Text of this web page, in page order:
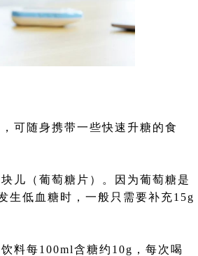
可随身携带一些快速升糖的食
儿（葡萄糖片）。因为葡萄糖是
生低血糖时，一般只需要补充15g
料每100ml含糖约10g，每次喝